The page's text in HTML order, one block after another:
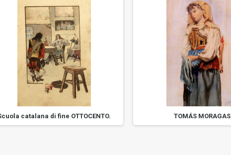
catalana di fine OTTOCENTO. TOMÁS MORAGAS